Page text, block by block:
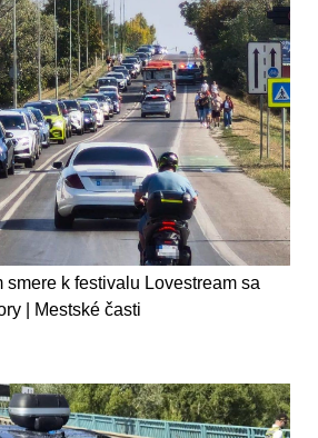
smere k festivalu Lovestream sa
| Mestské časti